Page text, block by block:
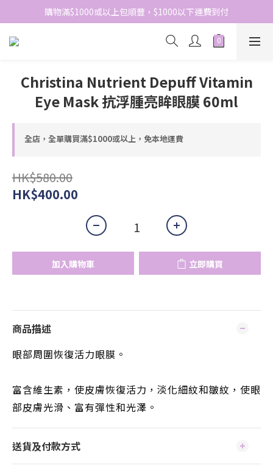
網站免費登記會員，會員優惠價於結帳時自動扣減
購物滿$1000或以上包順豐，$1000以下運費到付
網站免費登記會員，會員優惠價於結帳時自動扣減
Christina Nutrient Depuff Vitamin
Eye Mask 抗浮腫亮眸眼膜 60ml
全店，全單購買滿$1000或以上，免本地運費
HK$580.00
HK$400.00
加入購物車 立即購買
商品描述
眼部周圍恢復活力眼膜。
富含維生素，使皮膚恢復活力，淡化細紋和皺紋，使眼
部皮膚光滑、富有彈性和光澤。
送貨及付款方式